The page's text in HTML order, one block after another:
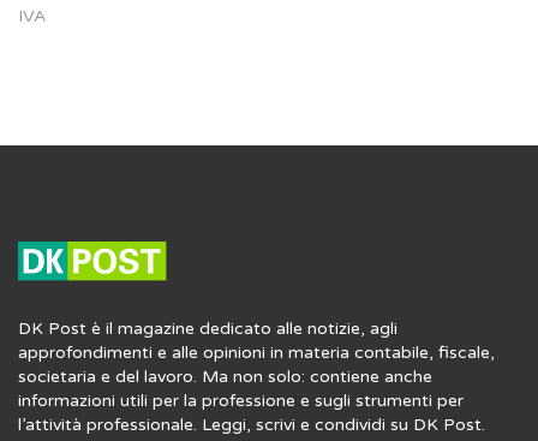
IVA
DK Post è il magazine dedicato alle notizie, agli
approfondimenti e alle opinioni in materia contabile, fiscale,
societaria e del lavoro. Ma non solo: contiene anche
informazioni utili per la professione e sugli strumenti per
l’attività professionale. Leggi, scrivi e condividi su DK Post.